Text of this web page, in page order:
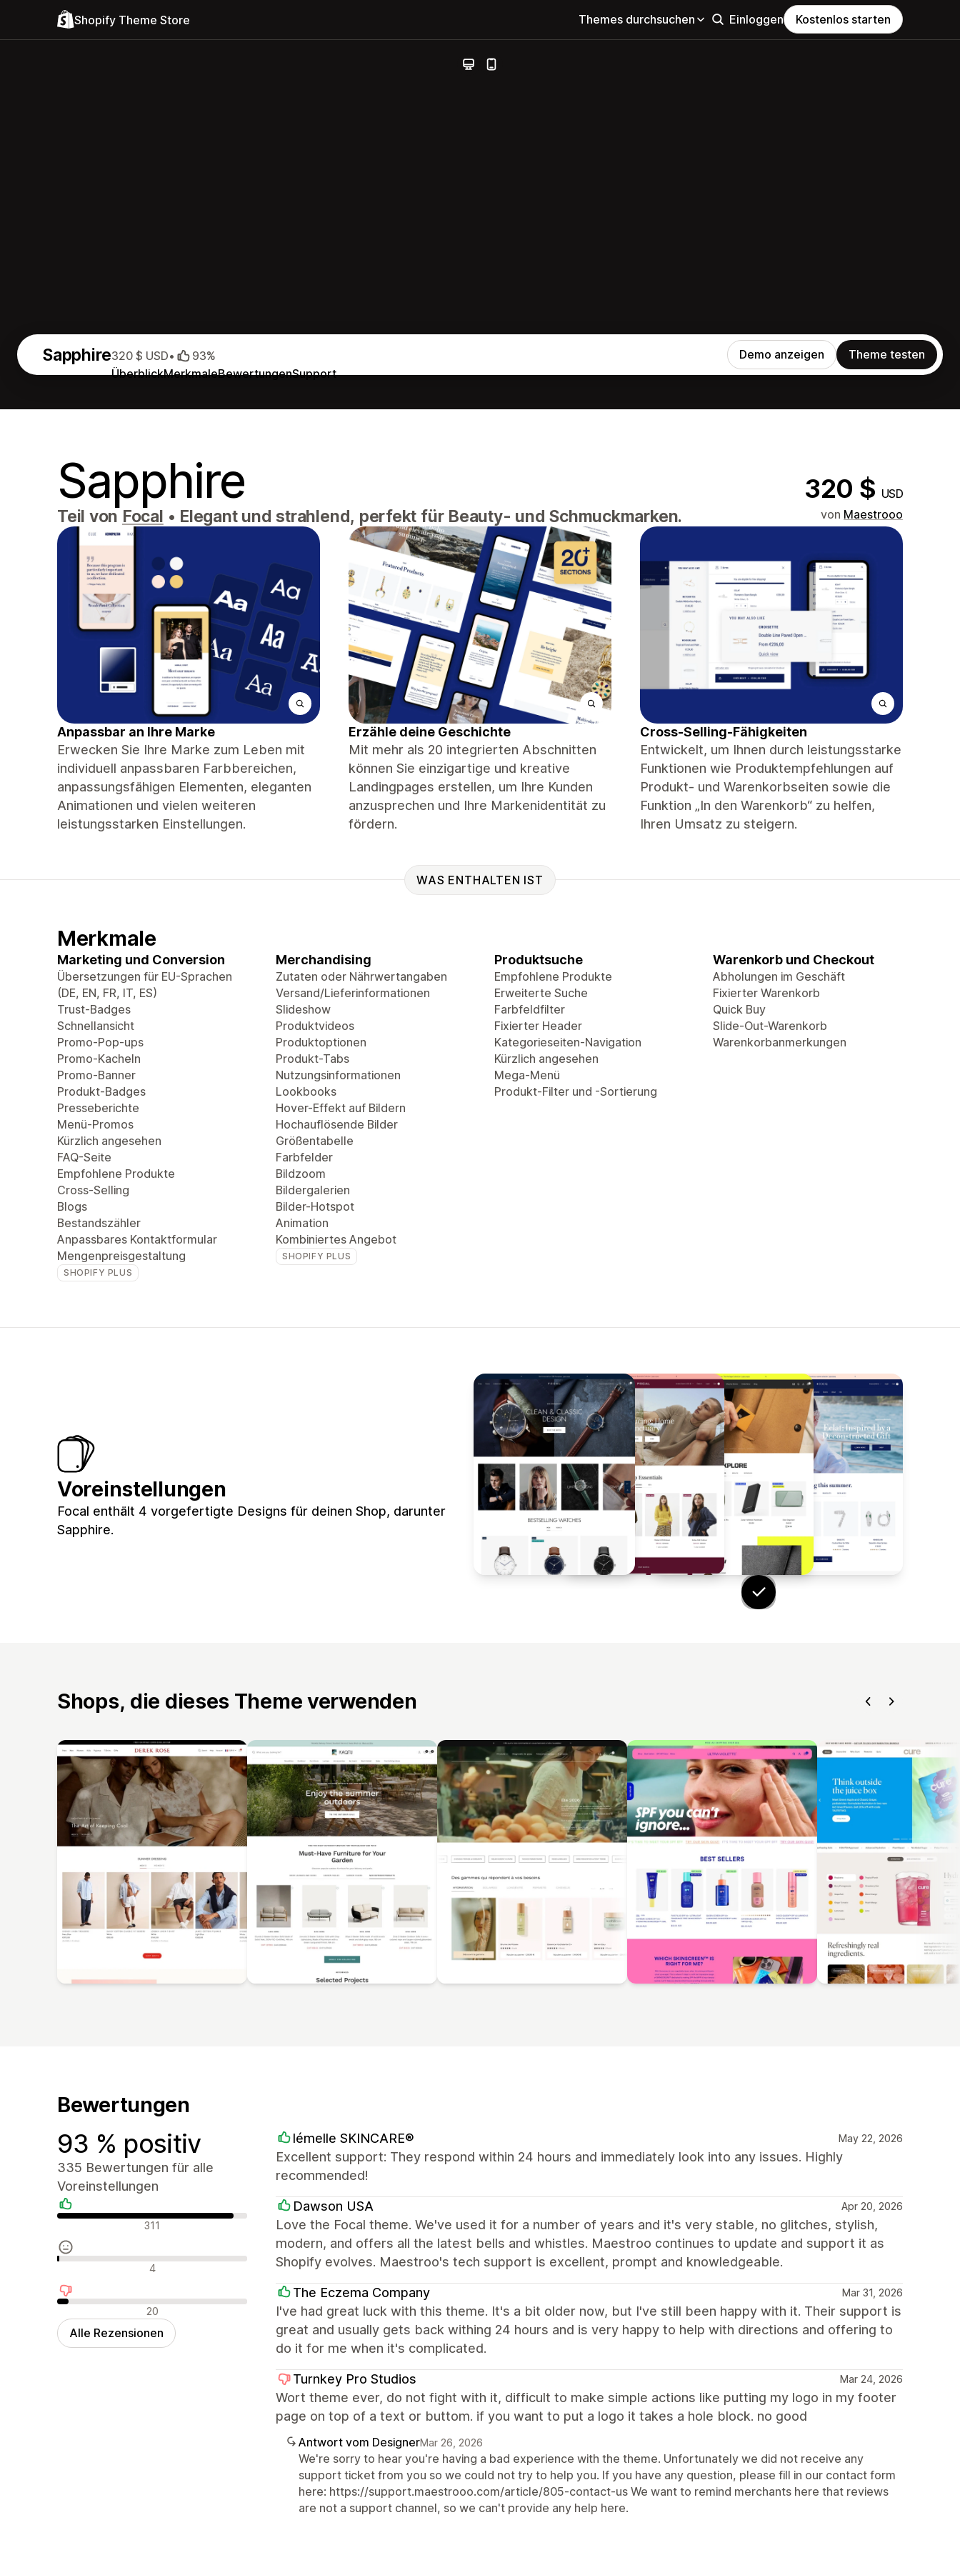
Shopify Theme Store Themes durchsuchen Einloggen Kostenlos starten
Sapphire
ÜberblickMerkmaleBewertungenSupport
320 $ USD• 93% Demo anzeigen Theme testen
Sapphire 320 $ USD
Teil von Focal • Elegant und strahlend, perfekt für Beauty- und Schmuckmarken. von Maestrooo
Anpassbar an Ihre Marke
Erwecken Sie Ihre Marke zum Leben mit
individuell anpassbaren Farbbereichen,
anpassungsfähigen Elementen, eleganten
Animationen und vielen weiteren
leistungsstarken Einstellungen.
Erzähle deine Geschichte
Mit mehr als 20 integrierten Abschnitten
können Sie einzigartige und kreative
Landingpages erstellen, um Ihre Kunden
anzusprechen und Ihre Markenidentität zu
fördern.
Cross-Selling-Fähigkeiten
Entwickelt, um Ihnen durch leistungsstarke
Funktionen wie Produktempfehlungen auf
Produkt- und Warenkorbseiten sowie die
Funktion „In den Warenkorb“ zu helfen,
Ihren Umsatz zu steigern.
WAS ENTHALTEN IST
Merkmale
Marketing und Conversion
Übersetzungen für EU-Sprachen
(DE, EN, FR, IT, ES)
Trust-Badges
Schnellansicht
Promo-Pop-ups
Promo-Kacheln
Promo-Banner
Produkt-Badges
Presseberichte
Menü-Promos
Kürzlich angesehen
FAQ-Seite
Empfohlene Produkte
Cross-Selling
Blogs
Bestandszähler
Anpassbares Kontaktformular
Mengenpreisgestaltung
SHOPIFY PLUS
Merchandising
Zutaten oder Nährwertangaben
Versand/Lieferinformationen
Slideshow
Produktvideos
Produktoptionen
Produkt-Tabs
Nutzungsinformationen
Lookbooks
Hover-Effekt auf Bildern
Hochauflösende Bilder
Größentabelle
Farbfelder
Bildzoom
Bildergalerien
Bilder-Hotspot
Animation
Kombiniertes Angebot
SHOPIFY PLUS
Produktsuche
Empfohlene Produkte
Erweiterte Suche
Farbfeldfilter
Fixierter Header
Kategorieseiten-Navigation
Kürzlich angesehen
Mega-Menü
Produkt-Filter und -Sortierung
Warenkorb und Checkout
Abholungen im Geschäft
Fixierter Warenkorb
Quick Buy
Slide-Out-Warenkorb
Warenkorbanmerkungen
Voreinstellungen
Focal enthält 4 vorgefertigte Designs für deinen Shop, darunter
Sapphire.
Shops, die dieses Theme verwenden
Bewertungen
93 % positiv
335 Bewertungen für alle
Voreinstellungen
Positive Bewertungen
311
Neutrale Bewertungen
4
Negative Bewertungen
20
Alle Rezensionen
lémelle SKINCARE® May 22, 2026
Excellent support: They respond within 24 hours and immediately look into any issues. Highly
recommended!
Dawson USA Apr 20, 2026
Love the Focal theme. We've used it for a number of years and it's very stable, no glitches, stylish,
modern, and offers all the latest bells and whistles. Maestroo continues to update and support it as
Shopify evolves. Maestroo's tech support is excellent, prompt and knowledgeable.
The Eczema Company Mar 31, 2026
I've had great luck with this theme. It's a bit older now, but I've still been happy with it. Their support is
great and usually gets back withing 24 hours and is very happy to help with directions and offering to
do it for me when it's complicated.
Turnkey Pro Studios Mar 24, 2026
Wort theme ever, do not fight with it, difficult to make simple actions like putting my logo in my footer
page on top of a text or buttom. if you want to put a logo it takes a hole block. no good
Antwort vom DesignerMar 26, 2026
We're sorry to hear you're having a bad experience with the theme. Unfortunately we did not receive any
support ticket from you so we could not try to help you. If you have any question, please fill in our contact form
here: https://support.maestrooo.com/article/805-contact-us We want to remind merchants here that reviews
are not a support channel, so we can't provide any help here.